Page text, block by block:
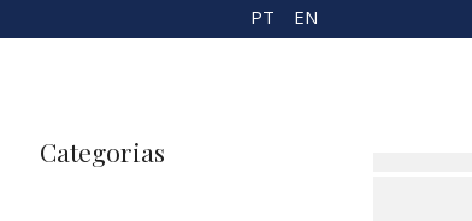
PT EN
Categorias